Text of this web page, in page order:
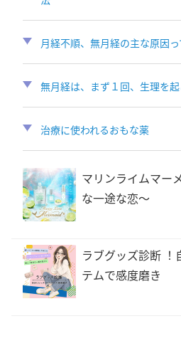
月経不順、無月経の主な原因っ
無月経は、まず１回、生理を
治療に使われるおもな薬
マリンライムマー
な一途な恋〜
ラブグッズ診断 ！
テムで感度磨き